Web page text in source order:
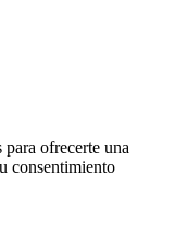
ofrecerte una
consentimiento